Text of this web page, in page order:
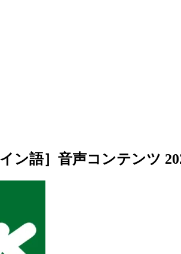
ン語］音声コンテンツ